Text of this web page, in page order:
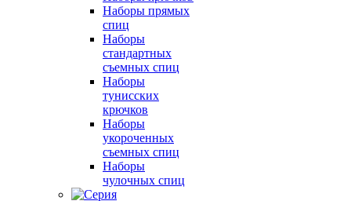
Наборы прямых
спиц
Наборы
стандартных
съемных спиц
Наборы
тунисских
крючков
Наборы
укороченных
съемных спиц
Наборы
чулочных спиц